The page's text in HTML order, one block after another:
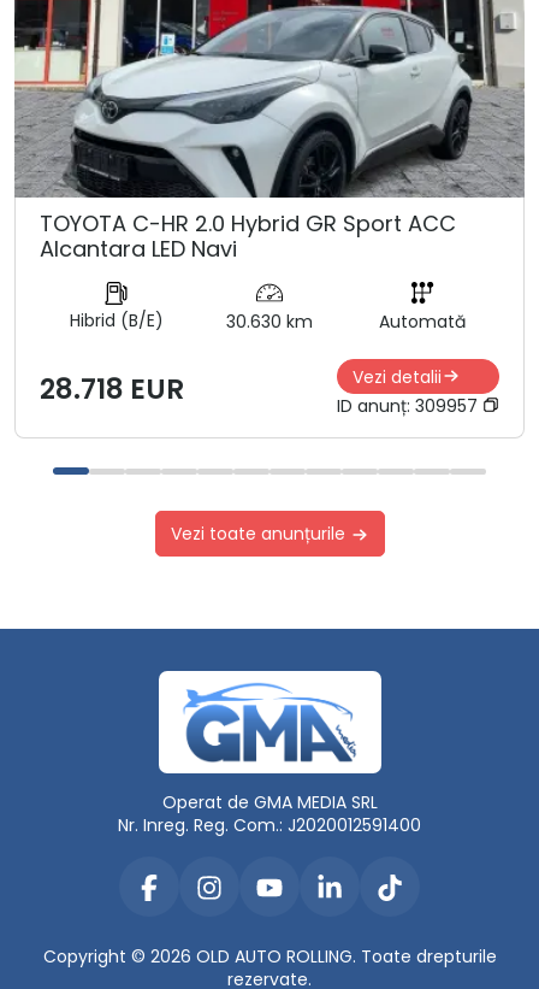
TOYOTA C-HR 2.0 Hybrid GR Sport ACC
Alcantara LED Navi
Hibrid (B/E) 30.630 km Automată
28.718 EUR
Vezi detalii
ID anunț: 309957
Vezi toate anunțurile
Operat de GMA MEDIA SRL
Nr. Inreg. Reg. Com.: J2020012591400
Copyright © 2026 OLD AUTO ROLLING. Toate drepturile
rezervate.